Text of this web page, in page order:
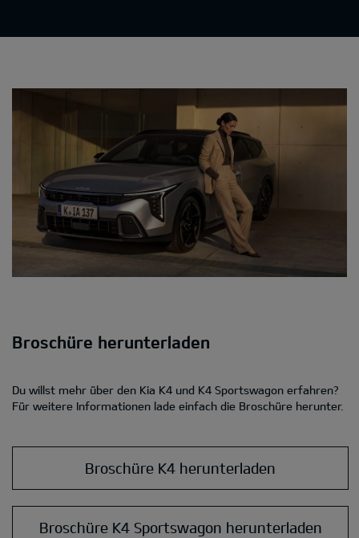
Broschüre herunterladen
Du willst mehr über den Kia K4 und K4 Sportswagon erfahren?
Für weitere Informationen lade einfach die Broschüre herunter.
Broschüre K4 herunterladen
Broschüre K4 Sportswagon herunterladen